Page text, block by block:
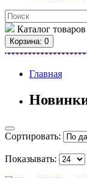
Каталог товаров
Корзина: 0
Главная
Сортировать:
Показывать: